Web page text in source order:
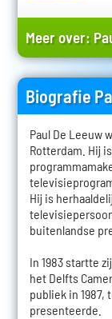
Meer over:
Biografie
Paul De Leeuw
Rotterdam. Hij
Hij is
buitenlandse
In 1983 startte
het Delfts
publiek in
presenteerde.